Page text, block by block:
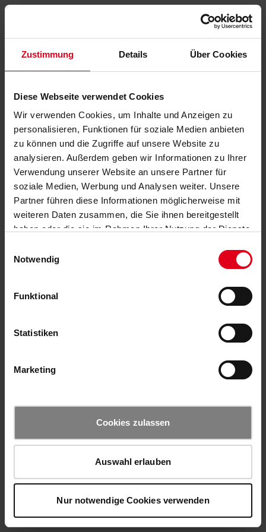
Zustimmung Details Über Cookies
Diese Webseite verwendet Cookies
Wir verwenden Cookies, um Inhalte und Anzeigen zu
personalisieren, Funktionen für soziale Medien anbieten
zu können und die Zugriffe auf unsere Website zu
analysieren. Außerdem geben wir Informationen zu Ihrer
Verwendung unserer Website an unsere Partner für
soziale Medien, Werbung und Analysen weiter. Unsere
Partner führen diese Informationen möglicherweise mit
weiteren Daten zusammen, die Sie ihnen bereitgestellt
haben oder die sie im Rahmen Ihrer Nutzung der Dienste
Notwendig
Funktional
Statistiken
Marketing
Cookies zulassen
Auswahl erlauben
Nur notwendige Cookies verwenden